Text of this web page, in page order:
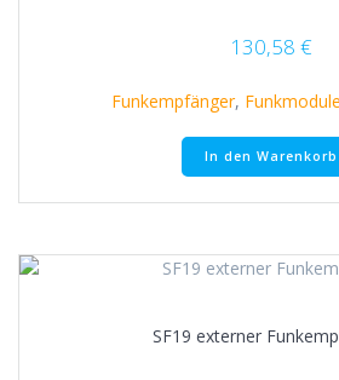
130,58 €
Funkempfänger, Funkmodule
In den Warenkorb
SF19 externer